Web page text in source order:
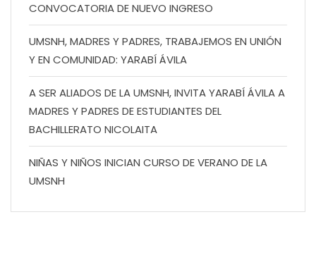
CONVOCATORIA DE NUEVO INGRESO
UMSNH, MADRES Y PADRES, TRABAJEMOS EN UNIÓN
Y EN COMUNIDAD: YARABÍ ÁVILA
A SER ALIADOS DE LA UMSNH, INVITA YARABÍ ÁVILA A
MADRES Y PADRES DE ESTUDIANTES DEL
BACHILLERATO NICOLAITA
NIÑAS Y NIÑOS INICIAN CURSO DE VERANO DE LA
UMSNH